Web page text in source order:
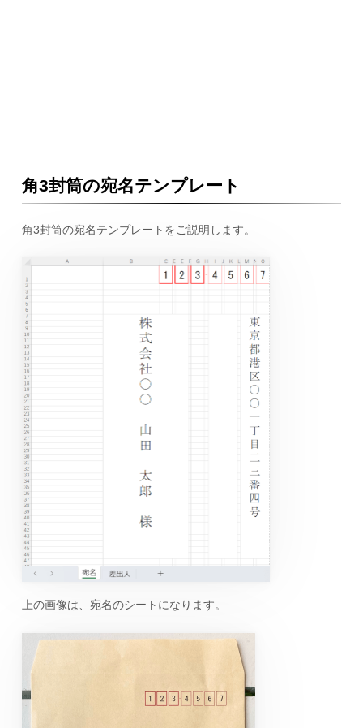
角3封筒の宛名テンプレート
角3封筒の宛名テンプレートをご説明します。
上の画像は、宛名のシートになります。